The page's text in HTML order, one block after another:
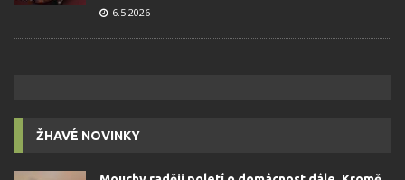
6.5.2026
ŽHAVÉ NOVINKY